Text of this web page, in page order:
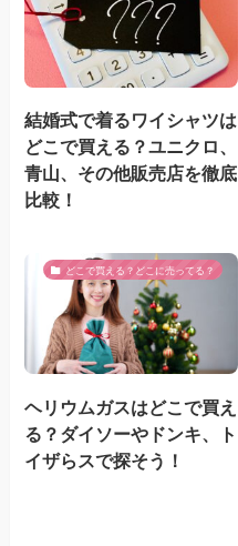
結婚式で着るワイシャツは
どこで買える？ユニクロ、
青山、その他販売店を徹底
比較！
どこで買える？どこに売ってる？
ヘリウムガスはどこで買え
る？ダイソーやドンキ、ト
イザらスで探そう！